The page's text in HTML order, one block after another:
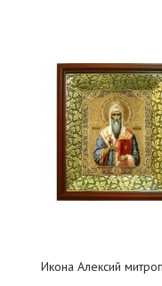
Икона Алексий